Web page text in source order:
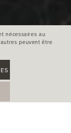
nécessaires au
peuvent être